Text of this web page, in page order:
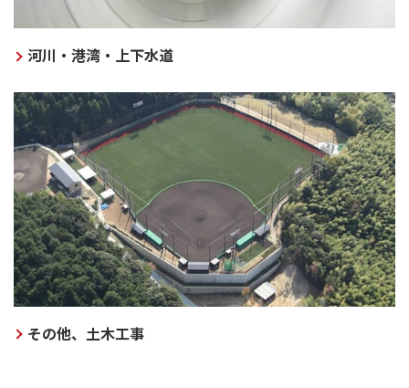
河川・港湾・上下水道
その他、土木工事